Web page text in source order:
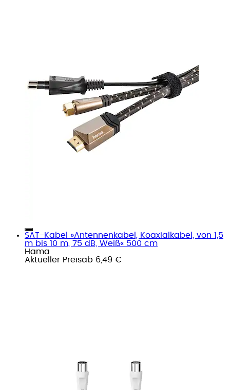
SAT-Kabel »Antennenkabel, Koaxialkabel, von 1,5
m bis 10 m, 75 dB, Weiß« 500 cm
Hama
Aktueller Preisab 6,49 €